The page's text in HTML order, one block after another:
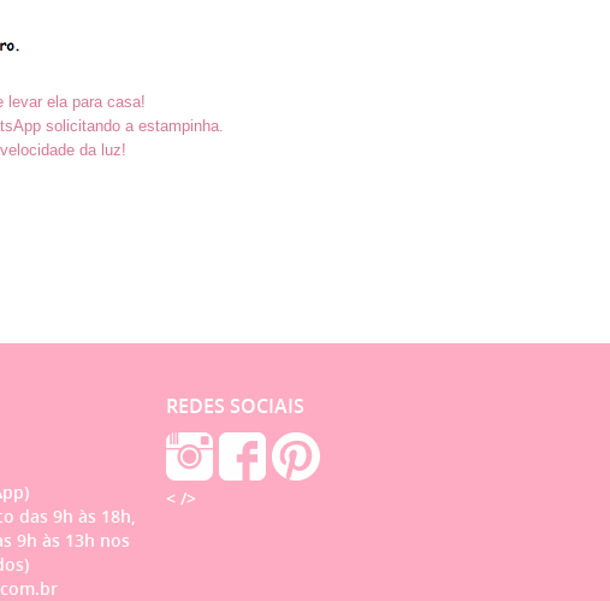
levar ela para casa!
solicitando a estampinha.
da luz!
das 9h às 18h,
9h às 13h nos
REDES SOCIAIS
< />